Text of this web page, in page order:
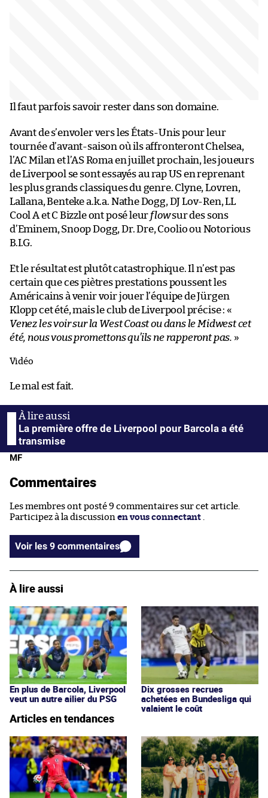
Il faut parfois savoir rester dans son domaine.
Avant de s’envoler vers les États-Unis pour leur
tournée d’avant-saison où ils affronteront Chelsea,
l’AC Milan et l’AS Roma en juillet prochain, les joueurs
de Liverpool se sont essayés au rap US en reprenant
les plus grands classiques du genre. Clyne, Lovren,
Lallana, Benteke a.k.a. Nathe Dogg, DJ Lov-Ren, LL
Cool A et C Bizzle ont posé leur flowsur des sons
d’Eminem, Snoop Dogg, Dr. Dre, Coolio ou Notorious
B.I.G.
Et le résultat est plutôt catastrophique. Il n’est pas
certain que ces piètres prestations poussent les
Américains à venir voir jouer l’équipe de Jürgen
Klopp cet été, mais le club de Liverpool précise : «
Venez les voir sur la West Coast ou dans le Midwest cet
été, nous vous promettons qu’ils ne rapperont pas. »
Vidéo
Le mal est fait.
La première offre de Liverpool pour Barcola a été
transmise
MF
Commentaires
Les membres ont posté 9 commentaires sur cet article.
Participez à la discussion en vous connectant
Voir les 9 commentaires
À lire aussi
En plus de Barcola, Liverpool
veut un autre ailier du PSG
Dix grosses recrues
achetées en Bundesliga qui
valaient le coût
Articles en tendances